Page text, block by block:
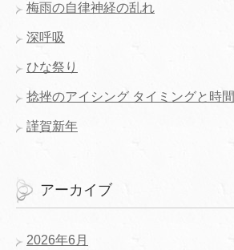
梅雨の自律神経の乱れ
深呼吸
ひな祭り
捻挫のアイシング タイミングと時間
謹賀新年
アーカイブ
2026年6月